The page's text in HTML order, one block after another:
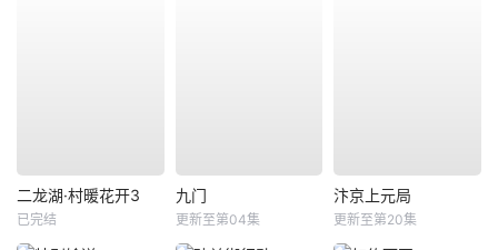
二龙湖·村暖花开3
已完结
九门
更新至第04集
汴京上元局
更新至第20集